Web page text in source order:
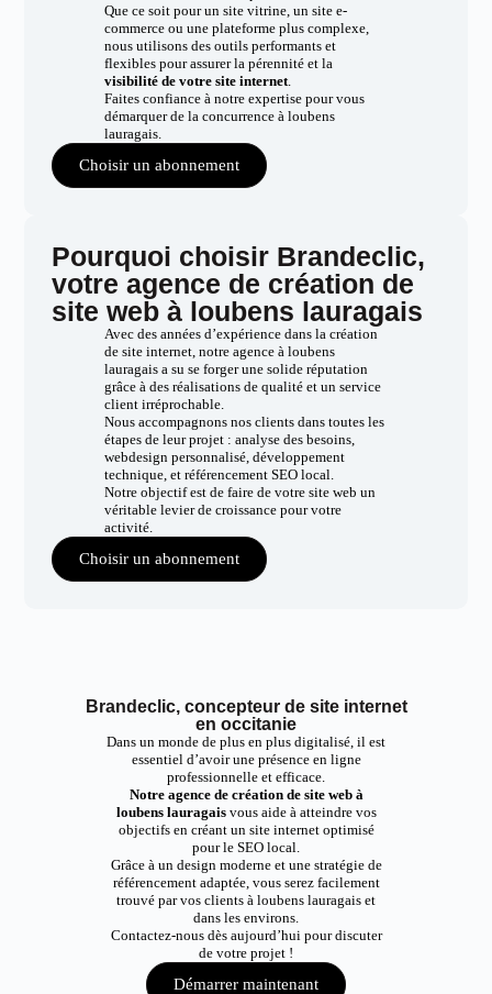
Que ce soit pour un site vitrine, un site e-
commerce ou une plateforme plus complexe,
nous utilisons des outils performants et
flexibles pour assurer la pérennité et la
visibilité de votre site internet.
Faites confiance à notre expertise pour vous
démarquer de la concurrence à loubens
lauragais.
Choisir un abonnement
Pourquoi choisir Brandeclic,
votre agence de création de
site web à loubens lauragais
Avec des années d’expérience dans la création
de site internet, notre agence à loubens
lauragais a su se forger une solide réputation
grâce à des réalisations de qualité et un service
client irréprochable.
Nous accompagnons nos clients dans toutes les
étapes de leur projet : analyse des besoins,
webdesign personnalisé, développement
technique, et référencement SEO local.
Notre objectif est de faire de votre site web un
véritable levier de croissance pour votre
activité.
Choisir un abonnement
Brandeclic, concepteur de site internet
en occitanie
Dans un monde de plus en plus digitalisé, il est
essentiel d’avoir une présence en ligne
professionnelle et efficace.
Notre agence de création de site web à
loubens lauragaisvous aide à atteindre vos
objectifs en créant un site internet optimisé
pour le SEO local.
Grâce à un design moderne et une stratégie de
référencement adaptée, vous serez facilement
trouvé par vos clients à loubens lauragais et
dans les environs.
Contactez-nous dès aujourd’hui pour discuter
de votre projet !
Démarrer maintenant